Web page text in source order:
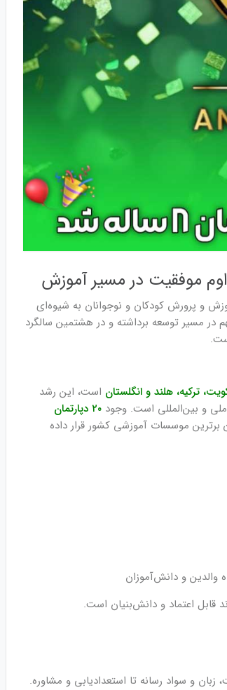
موفقیت در مسیر آموزش
و پرورش کودکان و نوجوانان به شیوه‌ای
مسیر توسعه برداشته و در هشتمین سالگرد
ترکیه، هلند و انگلستان است، این رشد
و بین‌المللی است. وجود
۲۰ دپارتمان
برترین موسسات آموزشی کشور قرار داده
والدین و دانش‌آموزان
قابل اعتماد و دانش‌بنیان است.